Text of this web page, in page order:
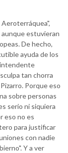
estuvieran
De hecho,
ayuda de los
tan chorra
Porque eso
sobre personas
serio ni siquiera
eso no es
para justificar
con nadie
Y a ver